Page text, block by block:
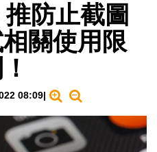
防止截圖
關使用限
08:09|